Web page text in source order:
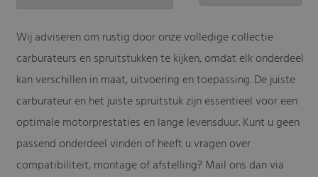
Wij adviseren om rustig door onze volledige collectie
carburateurs en spruitstukken te kijken, omdat elk onderdeel
kan verschillen in maat, uitvoering en toepassing. De juiste
carburateur en het juiste spruitstuk zijn essentieel voor een
optimale motorprestaties en lange levensduur. Kunt u geen
passend onderdeel vinden of heeft u vragen over
compatibiliteit, montage of afstelling? Mail ons dan via